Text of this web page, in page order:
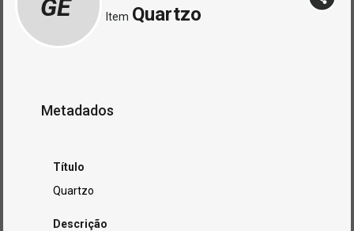
GE Item Quartzo
Metadados
Título
Quartzo
Descrição